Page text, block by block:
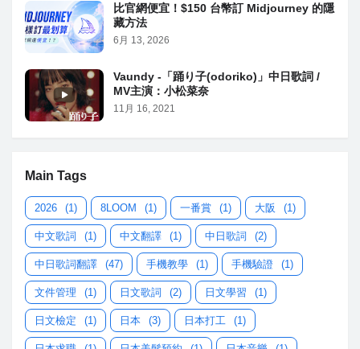
比官網便宜！$150 台幣訂 Midjourney 的隱
藏方法
6月 13, 2026
Vaundy -「踊り子(odoriko)」中日歌詞 /
MV主演：小松菜奈
11月 16, 2021
Main Tags
2026 (1) 8LOOM (1) 一番賞 (1) 大阪 (1)
中文歌詞 (1) 中文翻譯 (1) 中日歌詞 (2)
中日歌詞翻譯 (47) 手機教學 (1) 手機驗證 (1)
文件管理 (1) 日文歌詞 (2) 日文學習 (1)
日文檢定 (1) 日本 (3) 日本打工 (1)